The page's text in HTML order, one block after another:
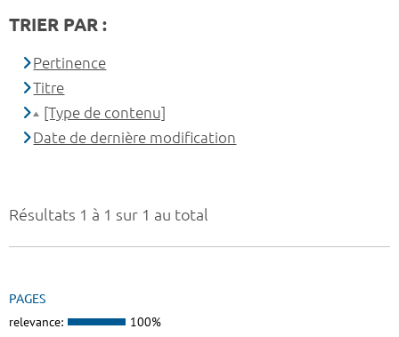
Résultats 1 à 1 sur 1 au total
PAGES
relevance: 100%
TRIER PAR :
Pertinence
Titre
[Type de contenu]
Date de dernière modification